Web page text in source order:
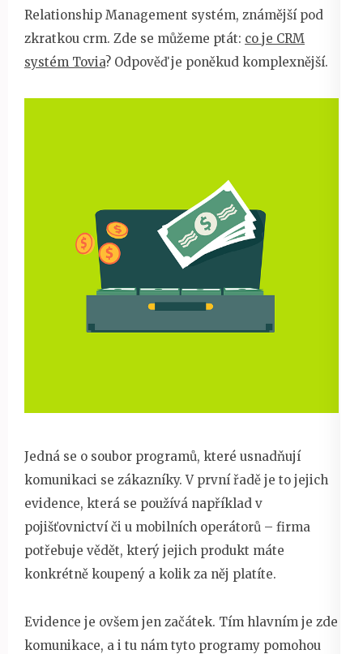
Relationship Management systém, známější pod
zkratkou crm. Zde se můžeme ptát: co je CRM
systém Tovia? Odpověď je poněkud komplexnější.
Jedná se o soubor programů, které usnadňují
komunikaci se zákazníky. V první řadě je to jejich
evidence, která se používá například v
pojišťovnictví či u mobilních operátorů – firma
potřebuje vědět, který jejich produkt máte
konkrétně koupený a kolik za něj platíte.
Evidence je ovšem jen začátek. Tím hlavním je zde
komunikace, a i tu nám tyto programy pomohou